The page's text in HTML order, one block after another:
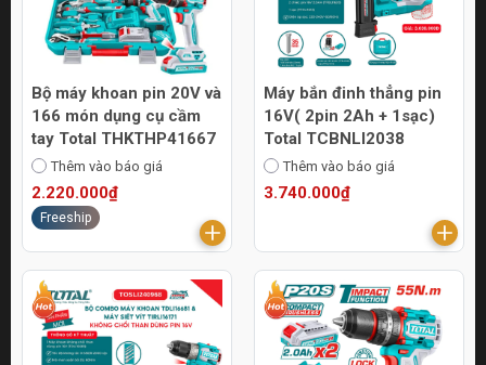
Bộ máy khoan pin 20V và
166 món dụng cụ cầm
tay Total THKTHP41667
Thêm vào báo giá
2.220.000₫
Freeship
Máy bắn đinh thẳng pin
16V( 2pin 2Ah + 1sạc)
Total TCBNLI2038
Thêm vào báo giá
3.740.000₫